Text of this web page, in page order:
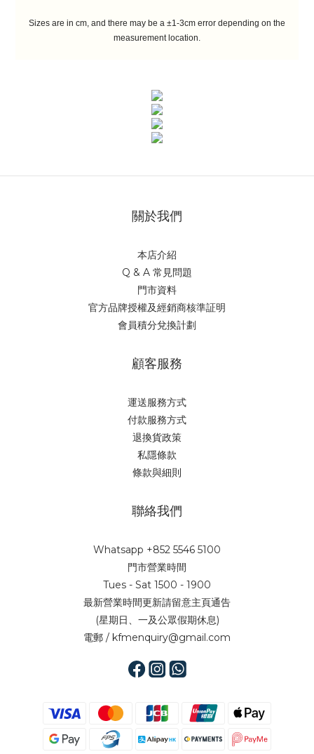
Sizes are in cm, and there may be a ±1-3cm error depending on the
measurement location.
關於我們
本店介紹
Q & A 常見問題
門市資料
官方品牌授權及經銷商核準証明
會員積分兌換計劃
顧客服務
運送服務方式
付款服務方式
退換貨政策
私隱條款
條款與細則
聯絡我們
Whatsapp +852 5546 5100
門市營業時間
Tues - Sat 1500 - 1900
最新營業時間更新請留意主頁通告
(星期日、一及公眾假期休息)
電郵 / kfmenquiry@gmail.com